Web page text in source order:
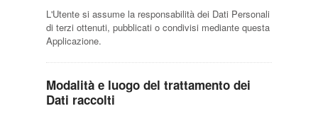
L'Utente si assume la responsabilità dei Dati Personali
di terzi ottenuti, pubblicati o condivisi mediante questa
Applicazione.
Modalità e luogo del trattamento dei
Dati raccolti